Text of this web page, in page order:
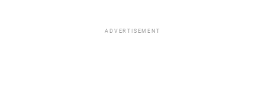
ADVERTISEMENT